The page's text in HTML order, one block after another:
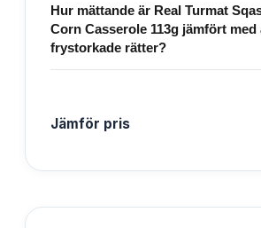
Hur mättande är Real Turmat
Corn Casserole 113g jämfört med
frystorkade rätter?
Jämför pris